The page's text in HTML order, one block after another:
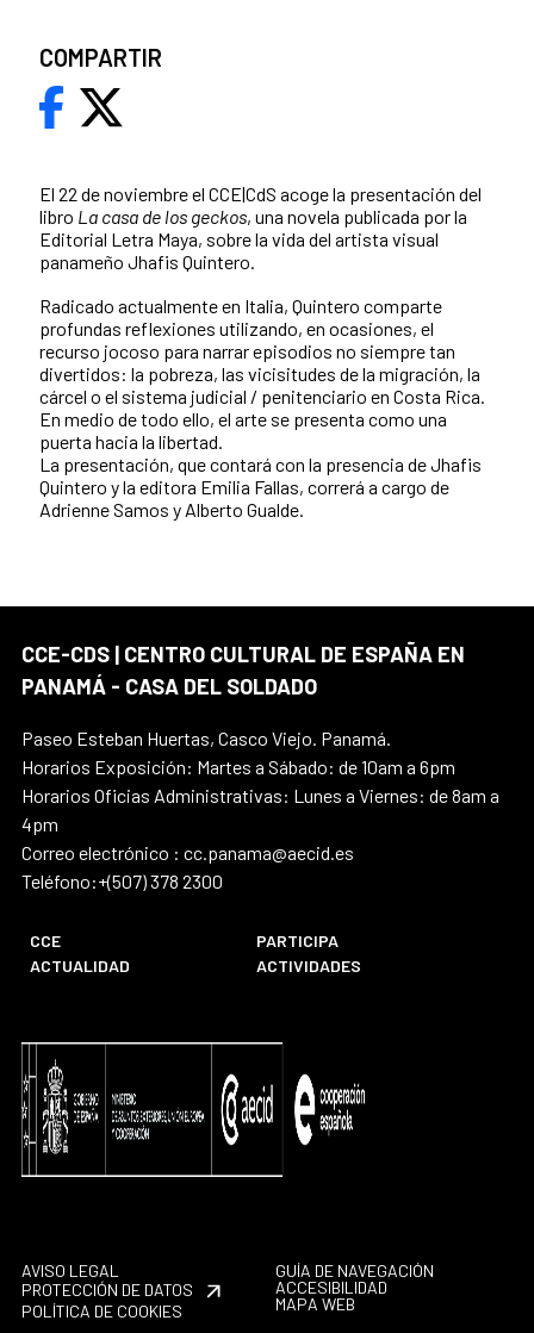
El 22 de noviembre el CCE|CdS acoge la presentación del
libro La casa de los geckos, una novela publicada por la
Editorial Letra Maya, sobre la vida del artista visual
panameño Jhafis Quintero.
Radicado actualmente en Italia, Quintero comparte
profundas reflexiones utilizando, en ocasiones, el
recurso jocoso para narrar episodios no siempre tan
divertidos: la pobreza, las vicisitudes de la migración, la
cárcel o el sistema judicial / penitenciario en Costa Rica.
En medio de todo ello, el arte se presenta como una
puerta hacia la libertad.
La presentación, que contará con la presencia de Jhafis
Quintero y la editora Emilia Fallas, correrá a cargo de
Adrienne Samos y Alberto Gualde.
COMPARTIR
CCE-CDS | CENTRO CULTURAL DE ESPAÑA EN
PANAMÁ - CASA DEL SOLDADO
Paseo Esteban Huertas, Casco Viejo. Panamá.
Horarios Exposición: Martes a Sábado: de 10am a 6pm
Horarios Oficias Administrativas: Lunes a Viernes: de 8am a
4pm
Correo electrónico : cc.panama@aecid.es
Teléfono:+(507) 378 2300
CCE
PARTICIPA
ACTUALIDAD
ACTIVIDADES
AVISO LEGAL
PROTECCIÓN DE DATOS
POLÍTICA DE COOKIES
GUÍA DE NAVEGACIÓN
ACCESIBILIDAD
MAPA WEB